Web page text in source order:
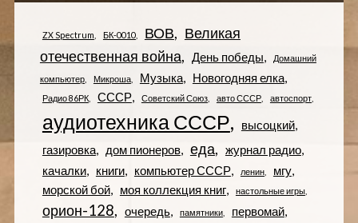
ZX Spectrum БК-0010 ВОВ
Великая
отечественная война
День победы
Домашний
компьютер
Микроша Музыка Новогодняя елка
Радио 86РК СССР Советский Союз авто СССР автоспорт
аудиотехника СССР
высоцкий
газировка
дом пионеров еда
журнал радио
качалки
книги компьютер СССР ленин
мгу
морской бой
моя коллекция книг настольные игры
орион-128 очередь памятники первомай